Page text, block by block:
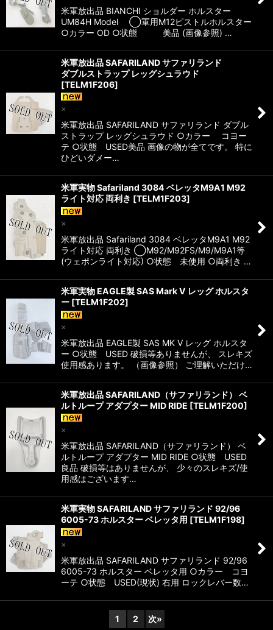
米軍放出品 BIANCHI ショルダー ホルスター
UM84H Model ◯軍用M12ピストルホルスター
○カラー OD ○状態 美品 (画像参照) …
米軍放出品 SAFARILAND サファリランド
ダブルストラップ レッグシュラウド
[TELM1F206]
×
米軍放出品 SAFARILAND サファリランド ダブル
ストラップ レッグシュラウド ○カラー コヨー
テ ○状態 USED美品 画像の物が全てです。 特に
ひどいダメー…
米軍実物 Safariland 3084 ベレッタM9A1 M92
ライト対応 両利き [TELM1F203]
×
米軍放出品 Safariland 3084 ベレッタM9A1 M92
ライト対応 両利き ◯M92/M92FS/M9/M9A1等
(ウェポンライト対応) ○状態 未使用 ○両利き …
米軍実物 EAGLE製 SAS Mark V レッグ ホルスタ
ー [TELM1F202]
×
米軍放出品 EAGLE製 SAS MK V レッグ ホルスタ
ー ○状態 USED 破損等ありませんが、 スレキズ
使用感あります。 （画像参照） ご理解いただけ…
米軍放出品 SAFARILAND（サファリランド） ベ
ルトループ アダプター MID RIDE [TELM1F200]
×
米軍放出品 SAFARILAND（サファリランド） ベ
ルトループ アダプター MID RIDE ○状態 USED
良品 破損等はありませんが、 少々のスレキズ/使
用感はございます…
米軍実物 SAFARILAND サファリランド 92/96
6005-73 ホルスター ベレッタ用 [TELM1F198]
×
米軍放出品 SAFARILAND サファリランド 92/96
6005-73 ホルスター ベレッタ用 ○カラー コヨ
ーテ ○状態 USED(現状) 右用 ロックレバー数…
1 2 次»